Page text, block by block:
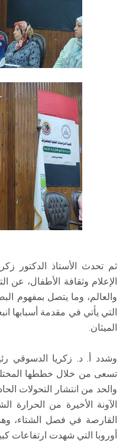
ثم تحدث الأستاذ الدكتور
الإعلام وثقافة الأطفال، عن
والعالم، وما يتصل بمفهوم
التي يأتي في مقدمة أسبابها
الميثان.
وشدد أ. د. زكريا الدسوقي
تسعى من خلال خططها
والحد من انتشار التحولات
الآونة الأخيرة من
القارصة في فصل الشتاء،
أوروبا التي شهدت ارتفاعات